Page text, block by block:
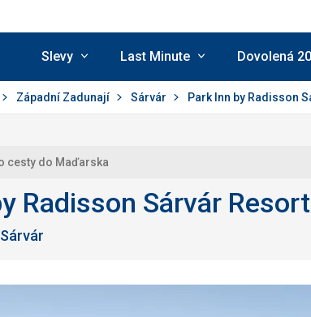
Slevy Last Minute Dovolená
Západní Zadunají Sárvár Park Inn by Radisson
cesty do Maďarska
Radisson Sárvár